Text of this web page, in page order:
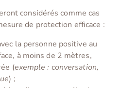
considérés comme cas
de protection efficace :
la personne positive au
à moins de 2 mètres,
(exemple : conversation,
) ;